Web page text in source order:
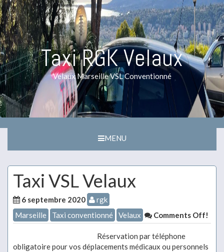
Taxi RGK Velaux
Velaux Marseille VSL Conventionné
MENU
Taxi VSL Velaux
6 septembre 2020
rgk
Marseille
Taxi conventionné Velaux Comments Off!
Réservation par téléphone
obligatoire pour vos déplacements médicaux ou personnels